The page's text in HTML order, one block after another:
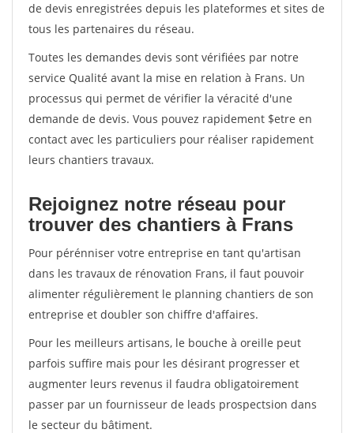
de devis enregistrées depuis les plateformes et sites de
tous les partenaires du réseau.
Toutes les demandes devis sont vérifiées par notre
service Qualité avant la mise en relation à Frans. Un
processus qui permet de vérifier la véracité d'une
demande de devis. Vous pouvez rapidement $etre en
contact avec les particuliers pour réaliser rapidement
leurs chantiers travaux.
Rejoignez notre réseau pour
trouver des chantiers à Frans
Pour pérénniser votre entreprise en tant qu'artisan
dans les travaux de rénovation Frans, il faut pouvoir
alimenter régulièrement le planning chantiers de son
entreprise et doubler son chiffre d'affaires.
Pour les meilleurs artisans, le bouche à oreille peut
parfois suffire mais pour les désirant progresser et
augmenter leurs revenus il faudra obligatoirement
passer par un fournisseur de leads prospectsion dans
le secteur du bâtiment.